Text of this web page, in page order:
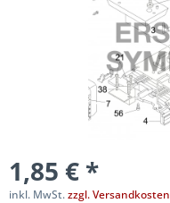
1,85 € *
inkl. MwSt.zzgl. Versandkosten